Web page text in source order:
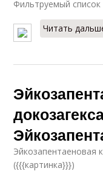
Фильтруемый список
Читать
Эйкозапентаеновая
({{{картинка}}})